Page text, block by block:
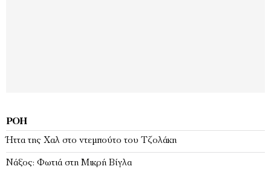
ΡΟΉ
Ήττα της Χαλ στο ντεμπούτο του Τζολάκη
Νάξος: Φωτιά στη Μικρή Βίγλα